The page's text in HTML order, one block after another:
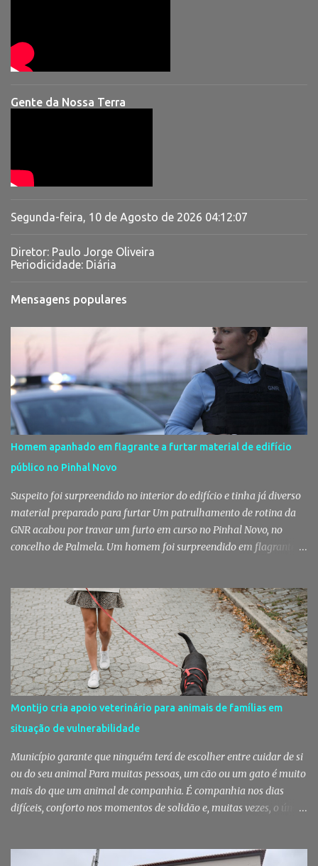
Gente da Nossa Terra
Segunda-feira, 10 de Agosto de 2026 04:12:08
Diretor: Paulo Jorge Oliveira
Periodicidade: Diária
Mensagens populares
Homem apanhado em flagrante a furtar material de edifício
público no Pinhal Novo
Suspeito foi surpreendido no interior do edifício e tinha já diverso
material preparado para furtar Um patrulhamento de rotina da
GNR acabou por travar um furto em curso no Pinhal Novo, no
concelho de Palmela. Um homem foi surpreendido em flagrante
militares da Guarda. Patrulhamento da GNR termina com
detenção por furto A detenção ocorreu no dia 4 de Agosto, - mas
divulgada só nesta quinta-feira - numa ação desenvolvida pelo
Posto Territorial de Pinhal Novo. Segundo a GNR, "no âmbito de
uma ação de patrulhamento, os militares da Guarda detetaram
uma viatura estacionada num local referenciado pela prática de
furtos e pelo consumo de estupefacientes", circunstância que
motivou a realização de diligências policiais. Foi no decorrer
dessas ações que os militares localizaram um suspeito no interior
de um edifício público. Apanhado em flagrante De ...
Montijo cria apoio veterinário para animais de famílias em
situação de vulnerabilidade
Município garante que ninguém terá de escolher entre cuidar de si
ou do seu animal Para muitas pessoas, um cão ou um gato é muito
mais do que um animal de companhia. É companhia nos dias
difíceis, conforto nos momentos de solidão e, muitas vezes, o único
garantir cuidados básicos de saúde aos animais pertencentes a